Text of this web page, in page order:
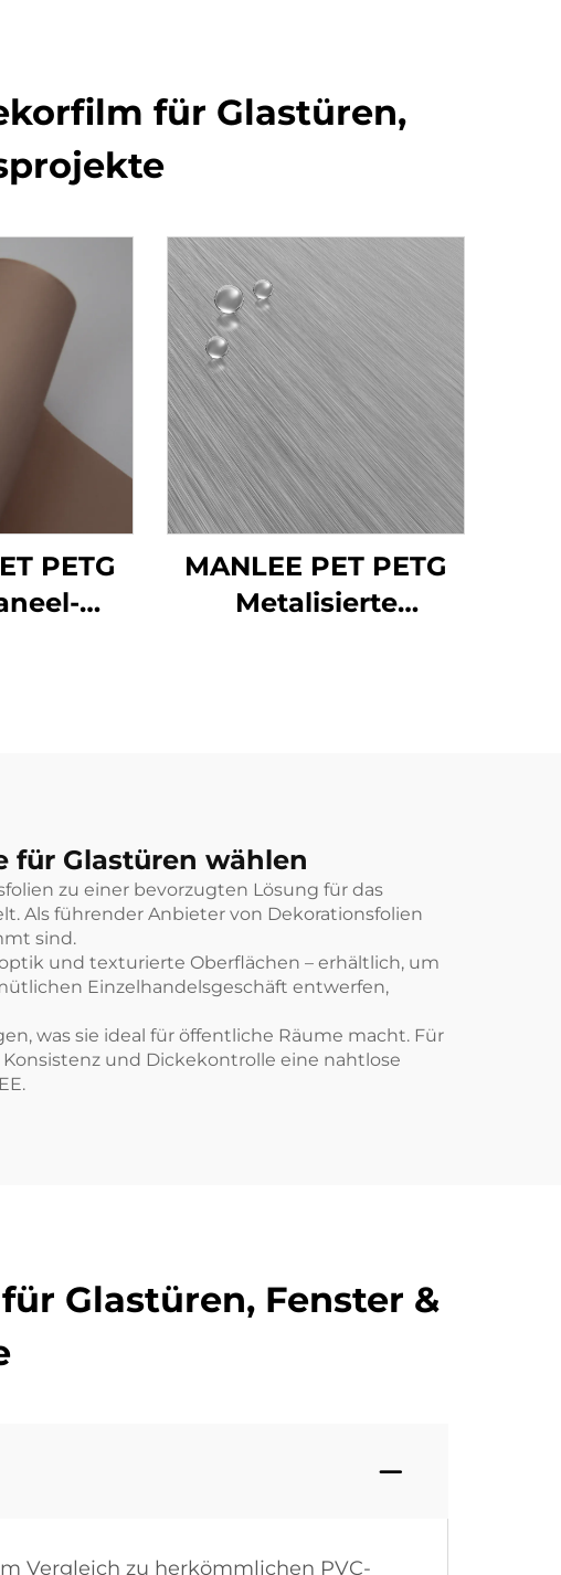
für Glastüren,
PETG
MANLEE PET PETG
Metalisierte
für Glastüren wählen
zu einer bevorzugten Lösung für das
Als führender Anbieter von Dekorationsfolien
sind.
und texturierte Oberflächen – erhältlich, um
Einzelhandelsgeschäft entwerfen,
was sie ideal für öffentliche Räume macht. Für
und Dickekontrolle eine nahtlose
Glastüren, Fenster &
Vergleich zu herkömmlichen PVC-